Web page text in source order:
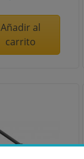
Añadir al
carrito